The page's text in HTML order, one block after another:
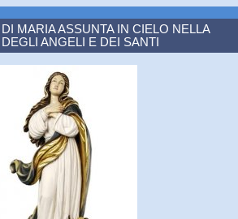
MARIA ASSUNTA IN CIELO NELLA
ANGELI E DEI SANTI